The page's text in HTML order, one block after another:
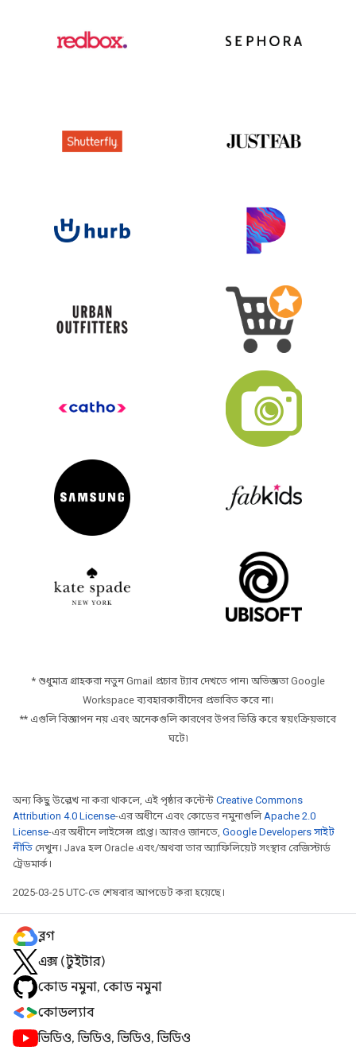
*শুধুমাত্র গ্রাহকরা নতুন Gmail প্রচার ট্যাব দেখতে পান৷ অভিজ্ঞতা Google
Workspace ব্যবহারকারীদের প্রভাবিত করে না।
** এগুলি বিজ্ঞাপন নয় এবং অনেকগুলি কারণের উপর ভিত্তি করে স্বয়ংক্রিয়ভাবে
ঘটে৷
অন্য কিছু উল্লেখ না করা থাকলে, এই পৃষ্ঠার কন্টেন্ট Creative Commons
Attribution 4.0 License-এর অধীনে এবং কোডের নমুনাগুলিApache 2.0
License-এর অধীনে লাইসেন্স প্রাপ্ত। আরও জানতে, Google Developers সাইট
নীতি দেখুন। Java হল Oracle এবং/অথবা তার অ্যাফিলিয়েট সংস্থার রেজিস্টার্ড
ট্রেডমার্ক।
2025-03-25 UTC-তে শেষবার আপডেট করা হয়েছে।
ব্লগ
এক্স (টুইটার)
কোড নমুনা, কোড নমুনা
কোডল্যাব
ভিডিও, ভিডিও, ভিডিও, ভিডিও